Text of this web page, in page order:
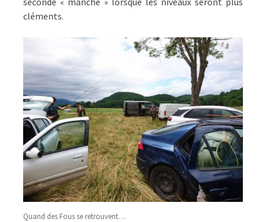
cléments.
Quand des Fous se retrouvent…